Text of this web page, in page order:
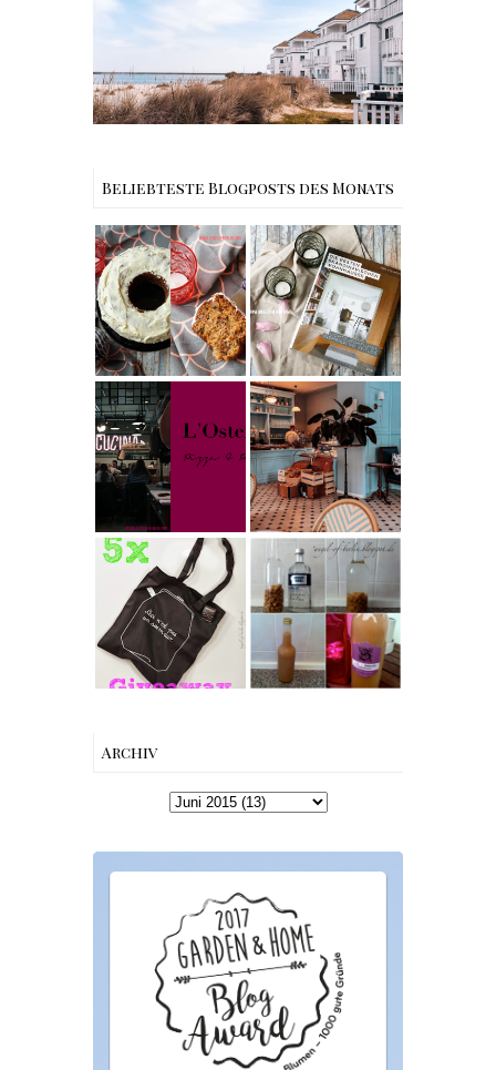
Reisen - Schleiregion
Beliebteste Blogposts des Monats
Rezept |
Weltbester
Carrot Cake
mit Cream
Cheese
Frosting nach
Cynthia
Barcomi –
einfach &
saftig
Buchtipps - Die
besten
Skandinavische
n Wohnhäuser |
The Nina
Edition
My Berlin -
L'Osteria | The
Nina Edition
Berlin | Café
L’Berg –
Französischer
Charme mitten
in Berlin-
Wilmersdorf
[gives away]
Limitierte
Tote-Bag
Edition von
Esther
Perbandt
Rezept |
Karamell-
Wodka selber
machen –
einfaches
Rezept &
Geschenkidee
Archiv